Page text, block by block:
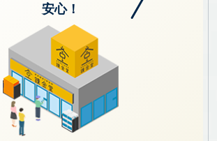
安心！